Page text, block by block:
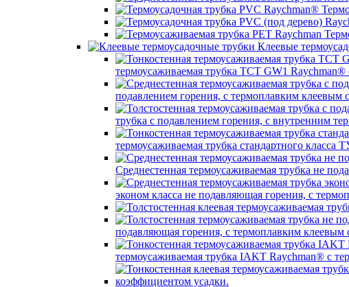
Клеевые
термоусаживаемая трубка TCT GW1
подавлением горения, с термоплавким
трубка c подавлением горения, с внутренним
термоусаживаемая трубка стандартного
Среднестенная термоусаживаемая трубка не
эконом класса не подавляющая горения, с
подавляющая горения, с термоплавким
термоусаживаемая трубка IAKT Raychman® с